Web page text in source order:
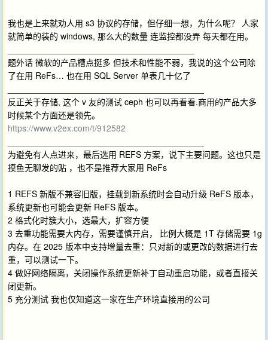
我也是上来就劝人用 s3 协议的存储，但仔细一想，为什么呢？ 人家
就简单的装的 windows, 那么大的数量 连监控都没弄 每天都在用。
题外话 微软的产品槽点挺多 但技术和性能不弱，我说的这个公司除
了在用 ReFs… 也在用 SQL Server 单表几十亿了
反正关于存储, 这个 v 友的测试 ceph 也可以再看看.商用的产品大多
时候某个方面还是领先。
https://www.v2ex.com/t/912582
为避免有人点进来，最后选用 REFS 方案，说下主要问题。这也只是
摸鱼无聊发的贴 ，也不是推荐大家用 ReFs
1 REFS 新版不兼容旧版，挂载到新系统时会自动升级 ReFS 版本，
系统更新也可能会更新 ReFS 版本。
2 格式化时簇大小，选最大，扩容方便
3 去重功能需要大内存，需要谨慎开启， 比例大概是 1T 存储需要 1g
内存。在 2025 版本中支持增量去重：只对新的或更改的数据进行去
重，可以测试一下。
4 做好网络隔离，关闭操作系统更新补丁自动重启功能，或者直接关
闭更新。
5 充分测试 我也仅知道这一家在生产环境直接用的公司